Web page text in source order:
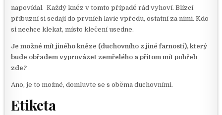
napovídal. Každý kněz v tomto případě rád vyhoví. Blízcí
příbuzní si sedají do prvních lavic vpředu, ostatní za nimi. Kdo
si nechce klekat, místo klečení usedne.
Je možné mít jiného kněze (duchovního z jiné farnosti), který
bude obřadem vyprovázet zemřelého a přitom mít pohřeb
zde?
Ano, je to možné, domluvte se s oběma duchovními.
Etiketa